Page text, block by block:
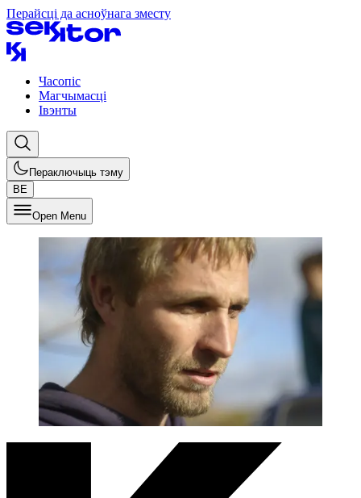
Перайсці да асноўнага зместу
Часопіс
Магчымасці
Івэнты
Пераключыць тэму
BE
Open Menu